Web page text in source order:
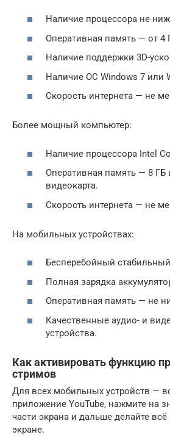
Наличие процессора не
Оперативная память — от 4
Наличие поддержки 3D-
Наличие ОС Windows 7 или
Скорость интернета — не
Более мощный компьютер:
Наличие процессора Intel
Оперативная память — 8 ГБ
видеокарта.
Скорость интернета — не
На мобильных устройствах:
Бесперебойный
Полная зарядка
Оперативная память — не
Качественные аудио- и
устройства.
Как активировать функцию
стримов
Для всех мобильных устройств —
приложение YouTube, нажмите на
части экрана и дальше делайте
экране.